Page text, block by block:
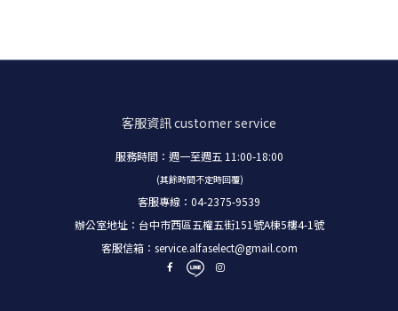
客服資訊customer service
服務時間：週一至週五 11:00-18:00
(其餘時間不定時回覆)
客服專線：04-2375-9539
辦公室地址：台中市西區五權五街151號A棟5樓4-1號
客服信箱： service.alfaselect@gmail.com